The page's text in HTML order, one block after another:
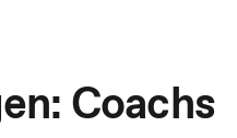
Coachs